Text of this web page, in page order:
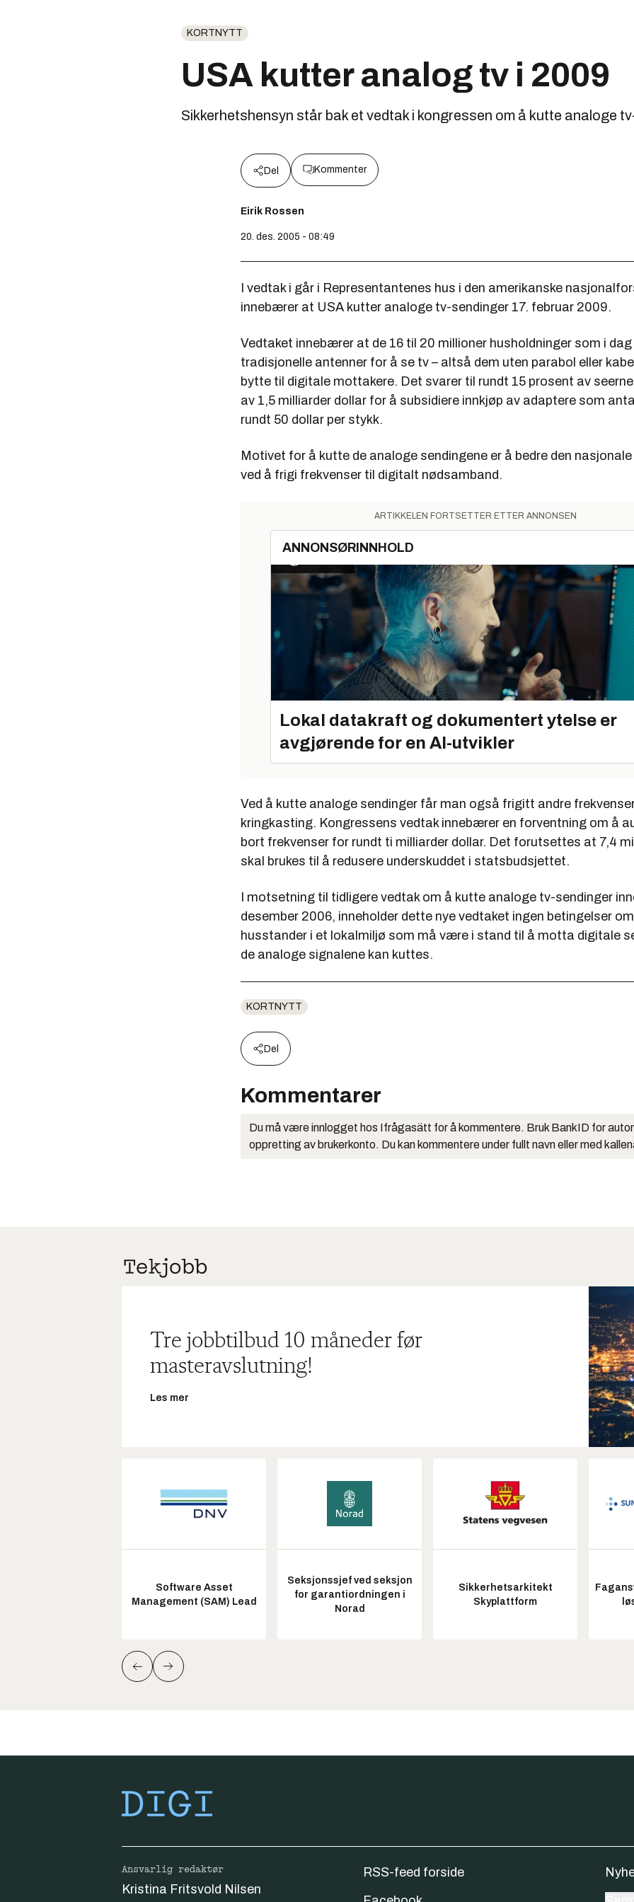
KORTNYTT
USA kutter analog tv i 2009
Sikkerhetshensyn står bak et vedtak i kongressen om å kutte analoge
Del Kommenter
Eirik Rossen
20. des. 2005 - 08:49
I vedtak i går i Representantenes hus i den amerikanske
innebærer at USA kutter analoge tv-sendinger 17. februar 2009.
Vedtaket innebærer at de 16 til 20 millioner husholdninger som i dag
tradisjonelle antenner for å se tv – altså dem uten parabol eller
bytte til digitale mottakere. Det svarer til rundt 15 prosent av
av 1,5 milliarder dollar for å subsidiere innkjøp av adaptere som
rundt 50 dollar per stykk.
Motivet for å kutte de analoge sendingene er å bedre den
ved å frigi frekvenser til digitalt nødsamband.
ARTIKKELEN FORTSETTER ETTER ANNONSEN
ANNONSØRINNHOLD
Lokal datakraft og dokumentert ytelse er
avgjørende for en AI-utvikler
Ved å kutte analoge sendinger får man også frigitt andre
kringkasting. Kongressens vedtak innebærer en forventning om å
bort frekvenser for rundt ti milliarder dollar. Det forutsettes at 7,4
skal brukes til å redusere underskuddet i statsbudsjettet.
I motsetning til tidligere vedtak om å kutte analoge tv-sendinger
desember 2006, inneholder dette nye vedtaket ingen betingelser
husstander i et lokalmiljø som må være i stand til å motta digitale
de analoge signalene kan kuttes.
KORTNYTT
Del
Kommentarer
Du må være innlogget hos Ifrågasätt for å kommentere. Bruk BankID for
oppretting av brukerkonto. Du kan kommentere under fullt navn eller med
Tre jobbtilbud 10 måneder før
masteravslutning!
Les mer
Software Asset
Management (SAM) Lead
Seksjonssjef ved seksjon
for garantiordningen i
Norad
Sikkerhetsarkitekt
Skyplattform
Ansvarlig redaktør
Kristina Fritsvold Nilsen
RSS-feed forside